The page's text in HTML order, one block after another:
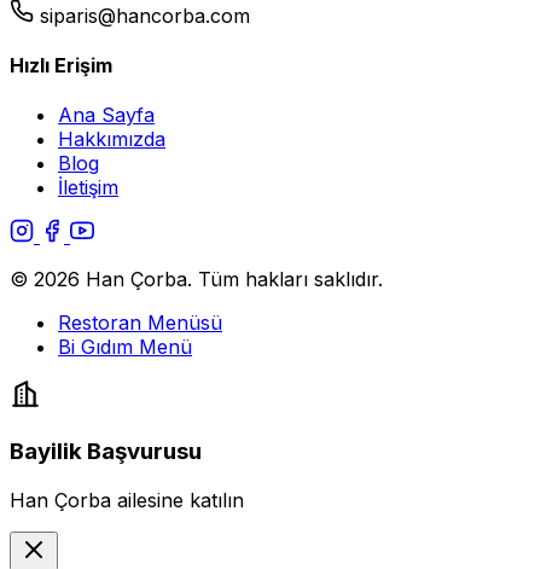
siparis@hancorba.com
Hızlı Erişim
Ana Sayfa
Hakkımızda
Blog
İletişim
© 2026 Han Çorba. Tüm hakları saklıdır.
Restoran Menüsü
Bi Gıdım Menü
Bayilik Başvurusu
Han Çorba ailesine katılın